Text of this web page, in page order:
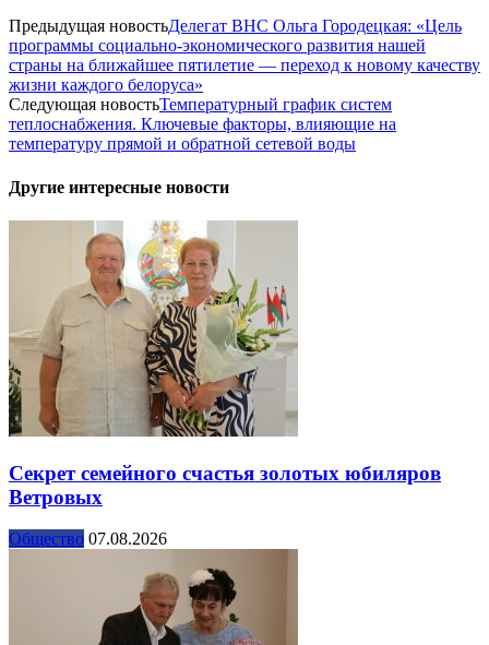
Предыдущая новостьДелегат ВНС Ольга Городецкая: «Цель
программы социально-экономического развития нашей
страны на ближайшее пятилетие — переход к новому качеству
жизни каждого белоруса»
Следующая новостьТемпературный график систем
теплоснабжения. Ключевые факторы, влияющие на
температуру прямой и обратной сетевой воды
Другие интересные новости
Секрет семейного счастья золотых юбиляров
Ветровых
Общество 07.08.2026